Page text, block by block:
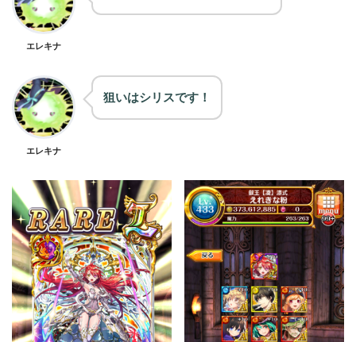
エレキナ
エレキナ
狙いはシリスです！